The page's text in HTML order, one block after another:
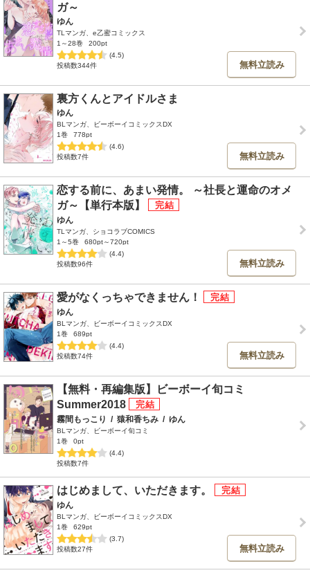
ガ～
ゆん
TLマンガ、e乙蜜コミックス
1～28巻
200pt
(4.5)
投稿数344件
無料立読み
裏方くんとアイドルさま
ゆん
BLマンガ、ビーボーイコミックスDX
1巻
778pt
(4.6)
投稿数7件
無料立読み
恋する前に、あまい発情。 ～社長と運命のオメ
ガ～【単行本版】
ゆん
TLマンガ、ショコラブCOMICS
1～5巻
680pt～720pt
(4.4)
投稿数96件
無料立読み
愛がなくっちゃできません！
ゆん
BLマンガ、ビーボーイコミックスDX
1巻
689pt
(4.4)
投稿数74件
無料立読み
【無料・再編集版】ビーボーイ旬コミ
Summer2018
霧間もっこり / 猿和香ちみ / ゆん
BLマンガ、ビーボーイ旬コミ
1巻
0pt
(4.4)
投稿数7件
はじめまして、いただきます。
ゆん
BLマンガ、ビーボーイコミックスDX
1巻
629pt
(3.7)
投稿数27件
無料立読み